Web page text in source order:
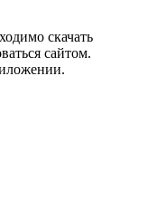
скачать
сайтом.